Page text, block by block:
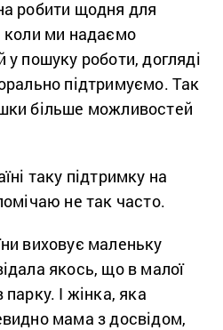
робити щодня для
коли ми надаємо
у пошуку роботи, догляді
підтримуємо. Так
більше можливостей
таку підтримку на
не так часто.
виховує маленьку
якось, що в малої
І жінка, яка
мама з досвідом,